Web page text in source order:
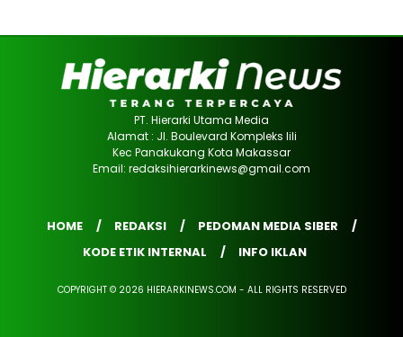
PT. Hierarki Utama Media
Alamat : Jl. Boulevard Kompleks lili
Kec Panakukang Kota Makassar
Email: redaksihierarkinews@gmail.com
HOME REDAKSI
PEDOMAN MEDIA SIBER
KODE ETIK INTERNAL
INFO IKLAN
COPYRIGHT © 2026 HIERARKINEWS.COM - ALL RIGHTS RESERVED